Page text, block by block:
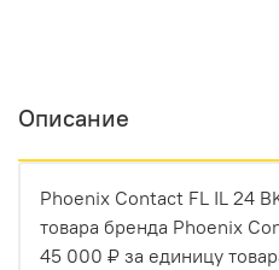
Описание
Phoenix Contact FL IL 24
товара бренда Phoenix
45 000 ₽ за единицу